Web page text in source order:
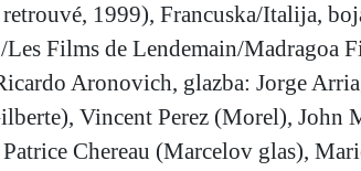
retrouvé, 1999), Francuska/Italija,
Films de Lendemain/Madragoa
Aronovich, glazba: Jorge
Vincent Perez (Morel),
Chereau (Marcelov glas),